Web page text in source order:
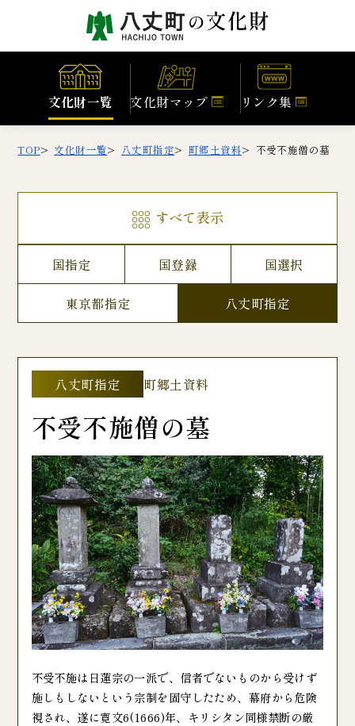
文化財一覧 文化財マップ リンク集
TOP 文化財一覧 八丈町指定 町郷土資料 不受不施僧の墓
すべて表示
国指定 国登録 国選択
東京都指定 八丈町指定
八丈町指定 町郷土資料
不受不施僧の墓
不受不施は日蓮宗の一派で、信者でないものから受けず
施しもしないという宗制を固守したため、幕府から危険
視され、遂に寛文6(1666)年、キリシタン同様禁断の厳